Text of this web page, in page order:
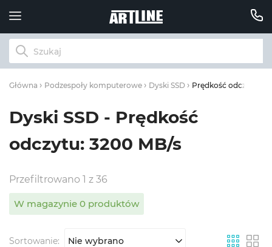
Główna Podzespoły komputerowe Dyski SSD Prędkość odczytu:
Dyski SSD - Prędkość
odczytu: 3200 MB/s
Przefiltrowano 1 z 36
W magazynie 0 produktów
Sortowanie: Nie wybrano